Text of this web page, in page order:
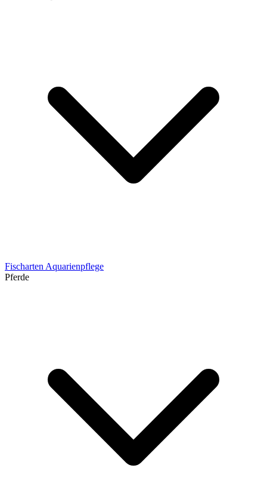
Fischarten Aquarienpflege
Pferde